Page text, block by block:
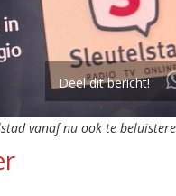
Deel dit bericht!
vanaf nu ook te